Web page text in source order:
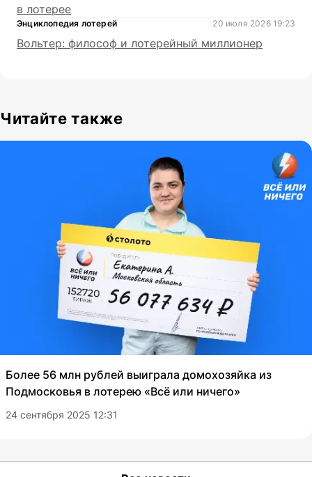
в лотерее
Энциклопедия лотерей 20 июля 2026 19:23
Вольтер: философ и лотерейный миллионер
Читайте также
Более 56 млн рублей выиграла домохозяйка из
Подмосковья в лотерею «Всё или ничего»
24 сентября 2025 12:31